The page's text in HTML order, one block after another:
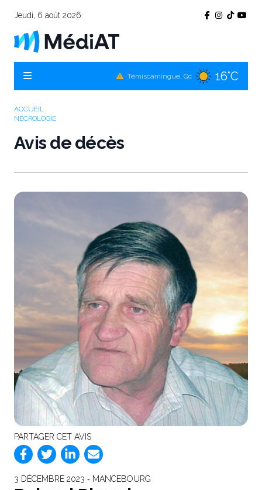
Jeudi, 6 août 2026
La Sarre, Qc 17°C
ACCUEIL
NÉCROLOGIE
Avis de décès
PARTAGER CET AVIS
3 DÉCEMBRE 2023 ‐ MANCEBOURG